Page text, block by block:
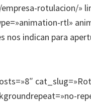
rotulacion/»
rtl»
nos indican para